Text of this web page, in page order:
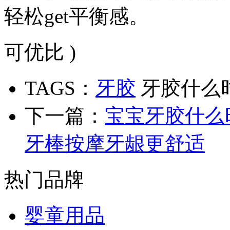
轻松get平衡感。
可优比 )
TAGS： 牙胶 牙胶什么
下一篇： 宝宝牙胶什
牙棒按摩牙龈更舒适
热门品牌
婴童用品